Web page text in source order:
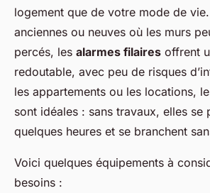
logement que de votre mode de
anciennes ou neuves où les murs
percés, les alarmes filaires offrent
redoutable, avec peu de risques
les appartements ou les locations,
sont idéales : sans travaux, elles se
quelques heures et se branchent
Voici quelques équipements à
besoins :